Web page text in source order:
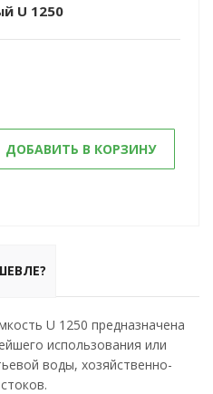
U 1250
ДОБАВИТЬ В КОРЗИНУ
U 1250 предназначена
использования или
воды, хозяйственно-